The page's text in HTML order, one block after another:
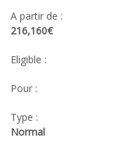
A partir de :
216,160€
Eligible :
Pour :
Type :
Normal